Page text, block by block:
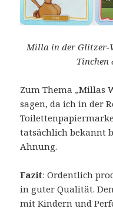
Milla in der Glitzer-
Tinchen
Zum Thema „Millas
sagen, da ich in der
tatsächlich bekannt
Ahnung.
Fazit: Ordentlich
in guter Qualität.
mit Kindern und